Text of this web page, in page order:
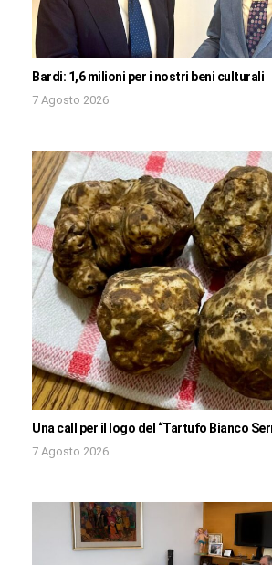
Bardi: 1,6 milioni per i nostri beni culturali
7 Agosto 2026
Una call per il logo del “Tartufo Bianco
7 Agosto 2026